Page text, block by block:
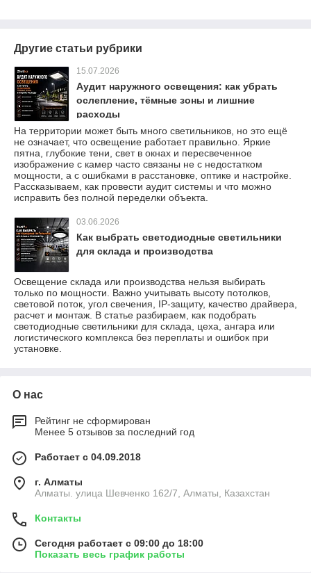
Другие статьи рубрики
15.07.2026
Аудит наружного освещения: как убрать
ослепление, тёмные зоны и лишние
расходы
На территории может быть много светильников, но это ещё
не означает, что освещение работает правильно. Яркие
пятна, глубокие тени, свет в окнах и пересвеченное
изображение с камер часто связаны не с недостатком
мощности, а с ошибками в расстановке, оптике и настройке.
Рассказываем, как провести аудит системы и что можно
исправить без полной переделки объекта.
03.06.2026
Как выбрать светодиодные светильники
для склада и производства
Освещение склада или производства нельзя выбирать
только по мощности. Важно учитывать высоту потолков,
световой поток, угол свечения, IP-защиту, качество драйвера,
расчет и монтаж. В статье разбираем, как подобрать
светодиодные светильники для склада, цеха, ангара или
логистического комплекса без переплаты и ошибок при
установке.
О нас
Рейтинг не сформирован
Менее 5 отзывов за последний год
Работает с 04.09.2018
г. Алматы
Алматы. улица Шевченко 162/7, Алматы, Казахстан
Контакты
Сегодня работает с 09:00 до 18:00
Показать весь график работы